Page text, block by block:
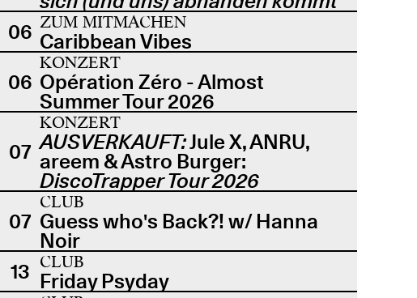
06 ZUM MITMACHEN
Caribbean Vibes
06
KONZERT
Opération Zéro - Almost
Summer Tour 2026
07
KONZERT
AUSVERKAUFT:Jule X, ANRU,
areem & Astro Burger:
DiscoTrapper Tour 2026
07
CLUB
Guess who's Back?! w/ Hanna
Noir
13 CLUB
Friday Psyday